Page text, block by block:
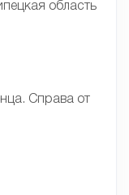
область
Справа от